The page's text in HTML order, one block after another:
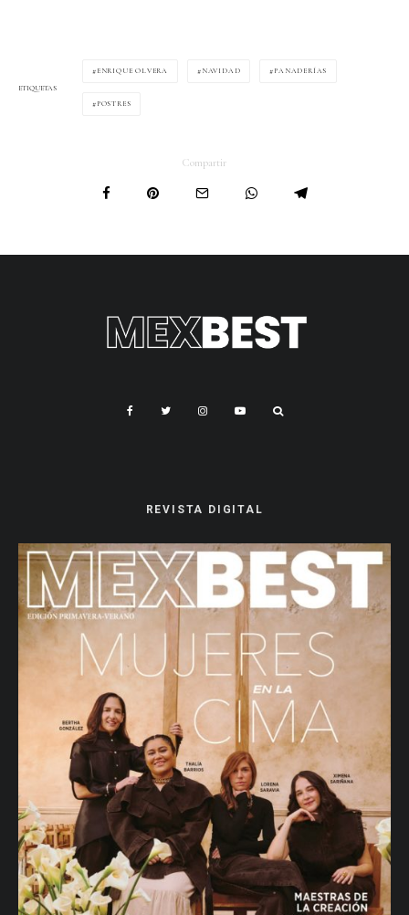
ETIQUETAS
ENRIQUE OLVERA NAVIDAD PANADERÍAS
POSTRES
Compartir
REVISTA DIGITAL